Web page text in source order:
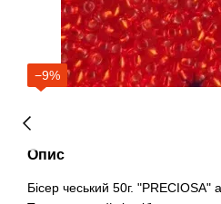
−9%
Опис
Бісер чеський 50г. "PRECIOSA"